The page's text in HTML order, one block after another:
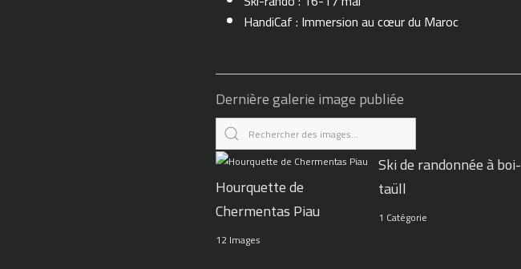
HandiCaf : Immersion au cœur du Maroc
Dernière galerie image publiée
Hourquette de
Chermentas Piau
12 Images
Ski de randonnée à boi-
taüll
1 Catégorie